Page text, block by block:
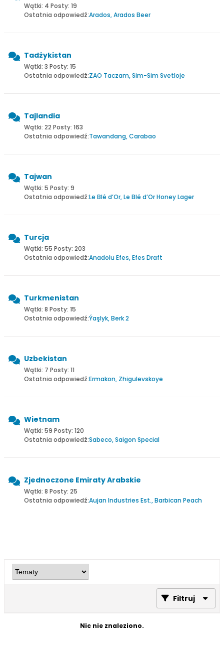
Wątki: 4 Posty: 19
Ostatnia odpowiedź:Arados, Arados Beer
Tadżykistan
Wątki: 3 Posty: 15
Ostatnia odpowiedź:ZAO Taczam, Sim-Sim Svetloje
Tajlandia
Wątki: 22 Posty: 163
Ostatnia odpowiedź:Tawandang, Carabao
Tajwan
Wątki: 5 Posty: 9
Ostatnia odpowiedź:Le Blé d’Or, Le Blé d’Or Honey Lager
Turcja
Wątki: 55 Posty: 203
Ostatnia odpowiedź:Anadolu Efes, Efes Draft
Turkmenistan
Wątki: 8 Posty: 15
Ostatnia odpowiedź:Ýaşlyk, Berk 2
Uzbekistan
Wątki: 7 Posty: 11
Ostatnia odpowiedź:Ermakon, Zhigulevskoye
Wietnam
Wątki: 59 Posty: 120
Ostatnia odpowiedź:Sabeco, Saigon Special
Zjednoczone Emiraty Arabskie
Wątki: 8 Posty: 25
Ostatnia odpowiedź:Aujan Industries Est., Barbican Peach
Filtruj
Nic nie znaleziono.